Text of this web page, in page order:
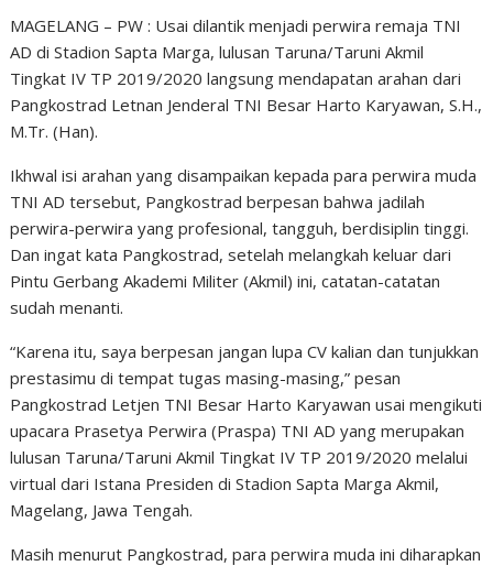
MAGELANG – PW : Usai dilantik menjadi perwira remaja TNI
AD di Stadion Sapta Marga, lulusan Taruna/Taruni Akmil
Tingkat IV TP 2019/2020 langsung mendapatan arahan dari
Pangkostrad Letnan Jenderal TNI Besar Harto Karyawan, S.H.,
M.Tr. (Han).
Ikhwal isi arahan yang disampaikan kepada para perwira muda
TNI AD tersebut, Pangkostrad berpesan bahwa jadilah
perwira-perwira yang profesional, tangguh, berdisiplin tinggi.
Dan ingat kata Pangkostrad, setelah melangkah keluar dari
Pintu Gerbang Akademi Militer (Akmil) ini, catatan-catatan
sudah menanti.
“Karena itu, saya berpesan jangan lupa CV kalian dan tunjukkan
prestasimu di tempat tugas masing-masing,” pesan
Pangkostrad Letjen TNI Besar Harto Karyawan usai mengikuti
upacara Prasetya Perwira (Praspa) TNI AD yang merupakan
lulusan Taruna/Taruni Akmil Tingkat IV TP 2019/2020 melalui
virtual dari Istana Presiden di Stadion Sapta Marga Akmil,
Magelang, Jawa Tengah.
Masih menurut Pangkostrad, para perwira muda ini diharapkan